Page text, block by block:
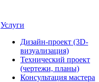
Услуги
Дизайн-проект (3D-
визуализация)
Технический проект
(чертежи, планы)
Консультация мастера